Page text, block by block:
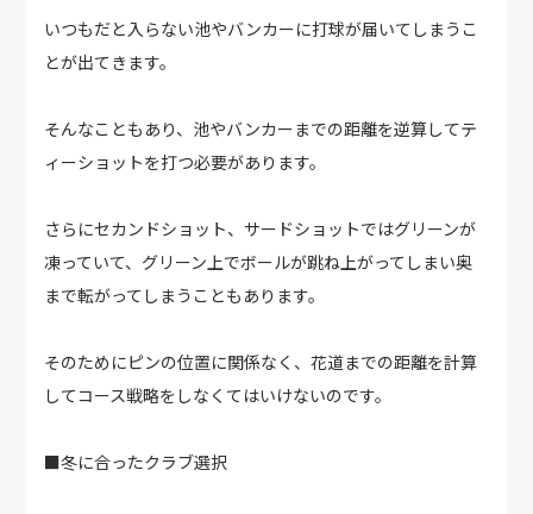
いつもだと入らない池やバンカーに打球が届いてしまうこ
とが出てきます。
そんなこともあり、池やバンカーまでの距離を逆算してテ
ィーショットを打つ必要があります。
さらにセカンドショット、サードショットではグリーンが
凍っていて、グリーン上でボールが跳ね上がってしまい奥
まで転がってしまうこともあります。
そのためにピンの位置に関係なく、花道までの距離を計算
してコース戦略をしなくてはいけないのです。
■冬に合ったクラブ選択